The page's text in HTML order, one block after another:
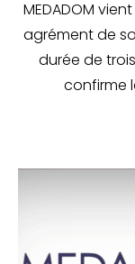
MEDADOM
agrément de
durée de
confirme